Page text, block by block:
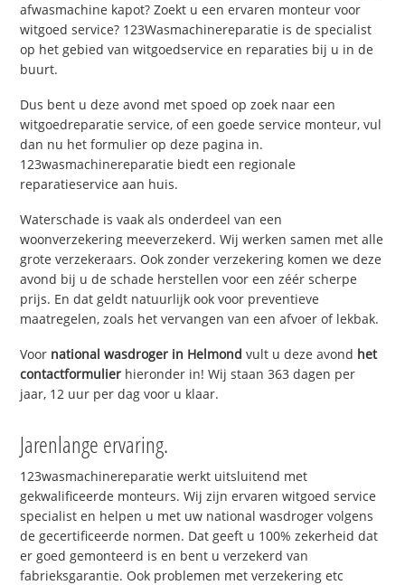
afwasmachine kapot? Zoekt u een ervaren monteur voor
witgoed service? 123Wasmachinereparatie is de specialist
op het gebied van witgoedservice en reparaties bij u in de
buurt.
Dus bent u deze avond met spoed op zoek naar een
witgoedreparatie service, of een goede service monteur, vul
dan nu het formulier op deze pagina in.
123wasmachinereparatie biedt een regionale
reparatieservice aan huis.
Waterschade is vaak als onderdeel van een
woonverzekering meeverzekerd. Wij werken samen met alle
grote verzekeraars. Ook zonder verzekering komen we deze
avond bij u de schade herstellen voor een zéér scherpe
prijs. En dat geldt natuurlijk ook voor preventieve
maatregelen, zoals het vervangen van een afvoer of lekbak.
Voor national wasdroger in Helmond vult u deze avond het
contactformulier hieronder in! Wij staan 363 dagen per
jaar, 12 uur per dag voor u klaar.
Jarenlange ervaring.
123wasmachinereparatie werkt uitsluitend met
gekwalificeerde monteurs. Wij zijn ervaren witgoed service
specialist en helpen u met uw national wasdroger volgens
de gecertificeerde normen. Dat geeft u 100% zekerheid dat
er goed gemonteerd is en bent u verzekerd van
fabrieksgarantie. Ook problemen met verzekering etc